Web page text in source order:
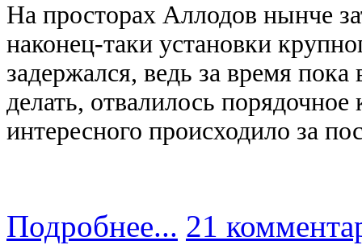
На просторах Аллодов нынче
наконец-таки установки
задержался, ведь за время
делать, отвалилось
интересного происходило за
Подробнее... 21